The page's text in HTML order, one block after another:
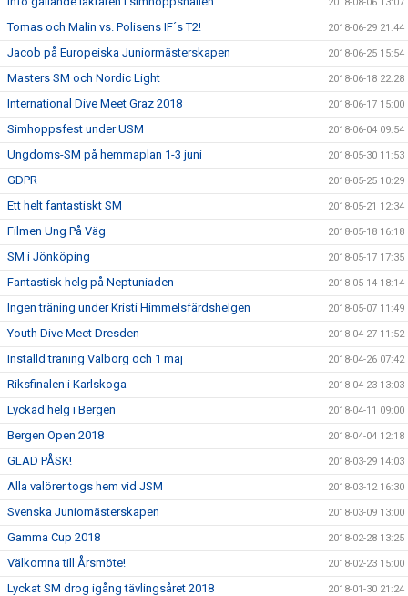
Tomas och Malin vs. Polisens IF´s T2! 2018-06-29 21:44
Jacob på Europeiska Juniormästerskapen 2018-06-25 15:54
Masters SM och Nordic Light 2018-06-18 22:28
International Dive Meet Graz 2018 2018-06-17 15:00
Simhoppsfest under USM 2018-06-04 09:54
Ungdoms-SM på hemmaplan 1-3 juni 2018-05-30 11:53
GDPR 2018-05-25 10:29
Ett helt fantastiskt SM 2018-05-21 12:34
Filmen Ung På Väg 2018-05-18 16:18
SM i Jönköping 2018-05-17 17:35
Fantastisk helg på Neptuniaden 2018-05-14 18:14
Ingen träning under Kristi Himmelsfärdshelgen 2018-05-07 11:49
Youth Dive Meet Dresden 2018-04-27 11:52
Inställd träning Valborg och 1 maj 2018-04-26 07:42
Riksfinalen i Karlskoga 2018-04-23 13:03
Lyckad helg i Bergen 2018-04-11 09:00
Bergen Open 2018 2018-04-04 12:18
GLAD PÅSK! 2018-03-29 14:03
Alla valörer togs hem vid JSM 2018-03-12 16:30
Svenska Juniomästerskapen 2018-03-09 13:00
Gamma Cup 2018 2018-02-28 13:25
Välkomna till Årsmöte! 2018-02-23 15:00
Lyckat SM drog igång tävlingsåret 2018 2018-01-30 21:24